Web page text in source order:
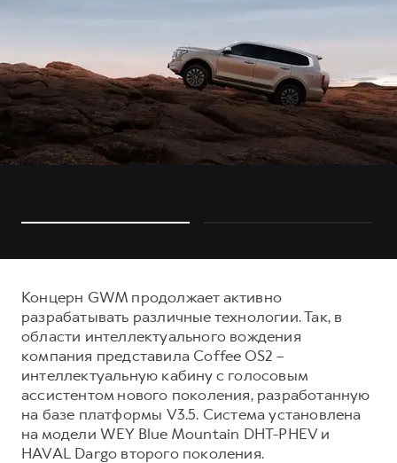
Концерн GWM продолжает активно
разрабатывать различные технологии. Так, в
области интеллектуального вождения
компания представила Coffee OS2 –
интеллектуальную кабину с голосовым
ассистентом нового поколения, разработанную
на базе платформы V3.5. Система установлена
на модели WEY Blue Mountain DHT-PHEV и
HAVAL Dargo второго поколения.